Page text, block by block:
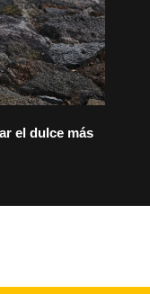
el dulce más